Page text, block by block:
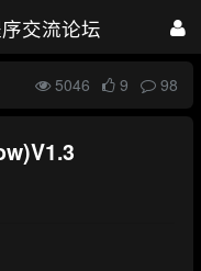
交流论坛
5046 9 98